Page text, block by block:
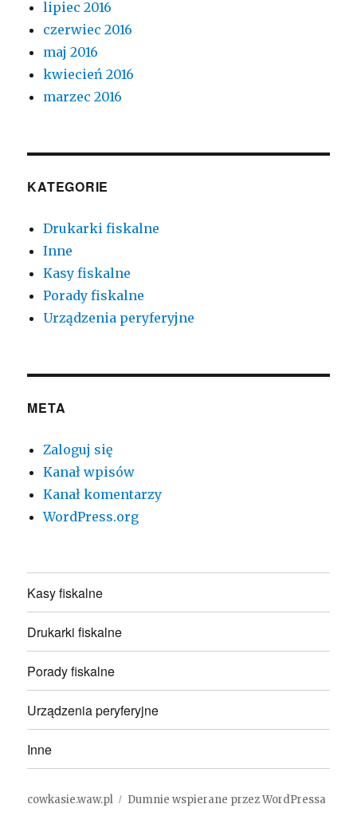
lipiec 2016
czerwiec 2016
maj 2016
kwiecień 2016
marzec 2016
KATEGORIE
Drukarki fiskalne
Inne
Kasy fiskalne
Porady fiskalne
Urządzenia peryferyjne
META
Zaloguj się
Kanał wpisów
Kanał komentarzy
WordPress.org
Kasy fiskalne
Drukarki fiskalne
Porady fiskalne
Urządzenia peryferyjne
Inne
cowkasie.waw.pl Dumnie wspierane przez WordPressa